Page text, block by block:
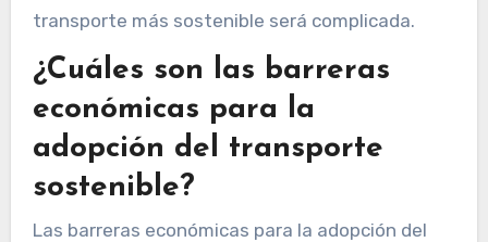
transporte más sostenible será complicada.
¿Cuáles son las barreras
económicas para la
adopción del transporte
sostenible?
Las barreras económicas para la adopción del